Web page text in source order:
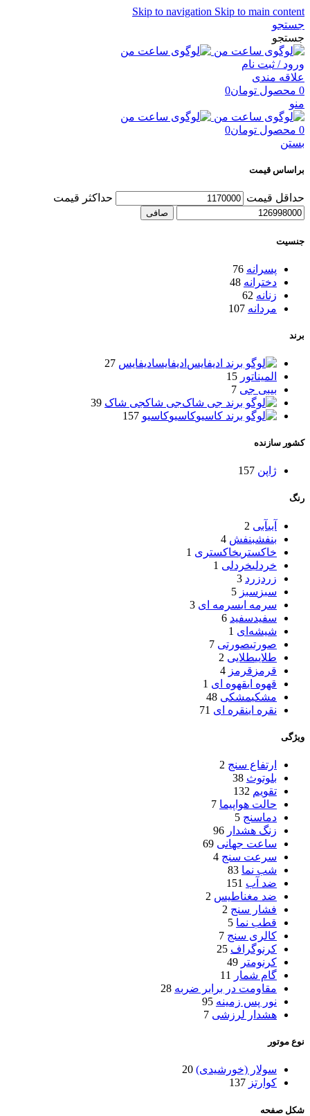
Skip to navigation Skip to main content
جستجو
جستجو
ورود / ثبت نام
علاقه مندی
0 محصول تومان0
منو
0 محصول تومان0
بستن
براساس قیمت
حداقل قیمت حداكثر قيمت
صافی
جنسیت
پسرانه 76
دخترانه 48
زنانه 62
مردانه 107
برند
ادیفایسادیفایس 27
المیناتور 15
بیبی جی 7
جی شاکجی شاک 39
کاسیوکاسیو 157
کشور سازنده
ژاپن 157
رنگ
آبیآبی 2
بنفشبنفش 4
خاکستریخاکستری 1
خردلیخردلی 1
زردزرد 3
سبز سبز 5
سرمه ایسرمه ای 3
سفیدسفید 6
شیشه‌ای 1
صورتیصورتی 7
طلاییطلایی 2
قرمز قرمز 4
قهوه ایقهوه ای 1
مشکیمشکی 48
نقره اینقره ای 71
ویژگی
ارتفاع‌ سنج 2
بلوتوث 38
تقویم 132
حالت هواپیما 7
دماسنج 5
زنگ هشدار 96
ساعت جهانی 69
سرعت سنج 4
شب‌ نما 83
ضد آب 151
ضد مغناطیس 2
فشار سنج 2
قطب‌ نما 5
کالری سنج 7
کرنوگراف 25
کرنومتر 49
گام شمار
11
مقاومت در برابر ضربه 28
نور پس زمینه 95
هشدار لرزشی 7
نوع موتور
سولار (خورشیدی) 20
کوارتز 137
شکل صفحه